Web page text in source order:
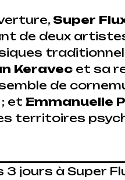
Super
de deux
Keravec et sa
de
; etEmmanuelle
territoires
jours à Super